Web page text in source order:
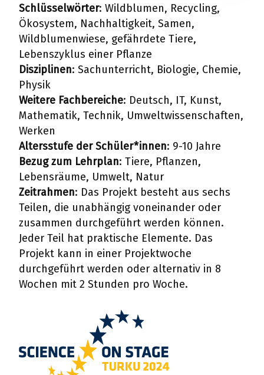
Schlüsselwörter: Wildblumen, Recycling,
Ökosystem, Nachhaltigkeit, Samen,
Wildblumenwiese, gefährdete Tiere,
Lebenszyklus einer Pflanze
Disziplinen: Sachunterricht, Biologie, Chemie,
Physik
Weitere Fachbereiche: Deutsch, IT, Kunst,
Mathematik, Technik, Umweltwissenschaften,
Werken
Altersstufe der Schüler*innen: 9-10 Jahre
Bezug zum Lehrplan: Tiere, Pflanzen,
Lebensräume, Umwelt, Natur
Zeitrahmen: Das Projekt besteht aus sechs
Teilen, die unabhängig voneinander oder
zusammen durchgeführt werden können.
Jeder Teil hat praktische Elemente. Das
Projekt kann in einer Projektwoche
durchgeführt werden oder alternativ in 8
Wochen mit 2 Stunden pro Woche.